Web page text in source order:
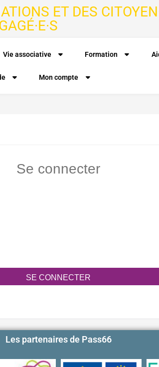
ET DES
Vie associative Formation
Mon compte
Se connecter
SE CONNECTER
Les partenaires de Pass66